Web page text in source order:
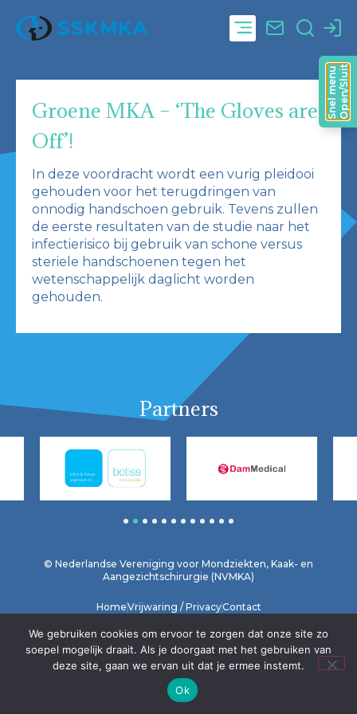
Groene MKA – ‘The Gloves are
Off’!
In deze voordracht wordt een vurig pleidooi
gehouden voor het terugdringen van
onnodig handschoen gebruik. Tevens zullen
de eerste resultaten van de studie naar het
infectierisico bij gebruik van schone versus
steriele handschoenen tegen het
wetenschappelijk daglicht worden
gehouden.
Partners
5 6 7 8 9 1011 12
© Nederlandse Vereniging voor Mondziekten, Kaak- en
Aangezichtschirurgie (NVMKA)
HomeVrijwaring / PrivacyContact
We gebruiken cookies om ervoor te zorgen dat onze site zo
soepel mogelijk draait. Als je doorgaat met het gebruiken van
deze site, gaan we ervan uit dat je ermee instemt.
Ok
Open/Sluit
Snel menu